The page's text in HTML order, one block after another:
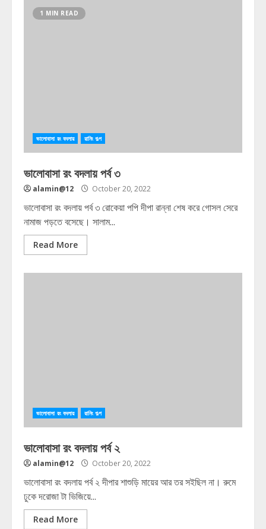
1 MIN READ
ভালোবাসা রং বদলায় রানিং গল্প
ভালোবাসা রং বদলায় পর্ব ৩
alamin@12 October 20, 2022
ভালোবাসা রং বদলায় পর্ব ৩ রোকেয়া পপি দীপা রান্না শেষ করে গোসল সেরে
নামাজ পড়তে বসেছে। সালাম...
Read More
ভালোবাসা রং বদলায় রানিং গল্প
ভালোবাসা রং বদলায় পর্ব ২
alamin@12 October 20, 2022
ভালোবাসা রং বদলায় পর্ব ২ দীপার শাশুড়ি মায়ের আর তর সইছিল না। রুমে
ঢুকে দরোজা টা ভিজিয়ে...
Read More